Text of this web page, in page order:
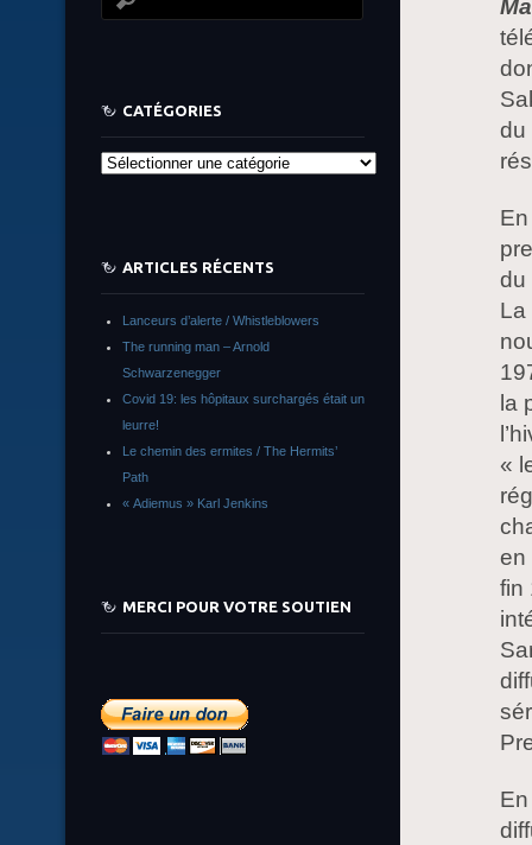
du
du
La
la
«
en
fin
CATÉGORIES
Catégories
ARTICLES RÉCENTS
Lanceurs d’alerte / Whistleblowers
The running man – Arnold
Schwarzenegger
Covid 19: les hôpitaux surchargés était un
leurre!
Le chemin des ermites / The Hermits’
Path
« Adiemus » Karl Jenkins
MERCI POUR VOTRE SOUTIEN